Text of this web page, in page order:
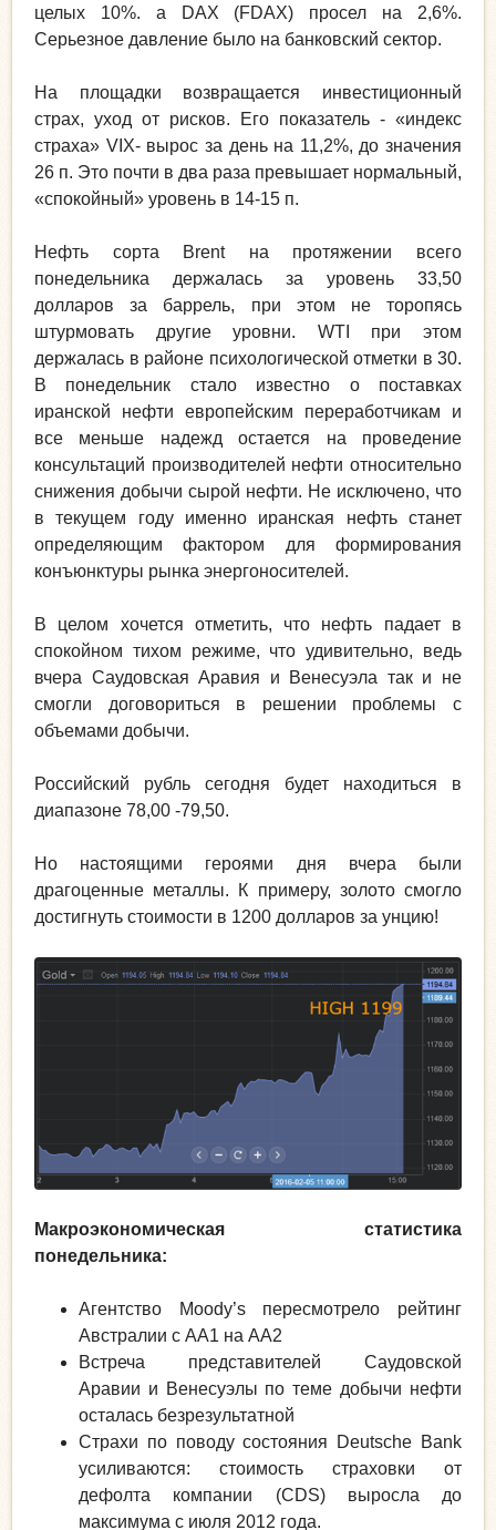
целых 10%. а DAX (FDAX) просел на 2,6%.
Серьезное давление было на банковский сектор.
На площадки возвращается инвестиционный
страх, уход от рисков. Его показатель - «индекс
страха» VIX- вырос за день на 11,2%, до значения
26 п. Это почти в два раза превышает нормальный,
«спокойный» уровень в 14-15 п.
Нефть сорта Brent на протяжении всего
понедельника держалась за уровень 33,50
долларов за баррель, при этом не торопясь
штурмовать другие уровни. WTI при этом
держалась в районе психологической отметки в 30.
В понедельник стало известно о поставках
иранской нефти европейским переработчикам и
все меньше надежд остается на проведение
консультаций производителей нефти относительно
снижения добычи сырой нефти. Не исключено, что
в текущем году именно иранская нефть станет
определяющим фактором для формирования
конъюнктуры рынка энергоносителей.
В целом хочется отметить, что нефть падает в
спокойном тихом режиме, что удивительно, ведь
вчера Саудовская Аравия и Венесуэла так и не
смогли договориться в решении проблемы с
объемами добычи.
Российский рубль сегодня будет находиться в
диапазоне 78,00 -79,50.
Но настоящими героями дня вчера были
драгоценные металлы. К примеру, золото смогло
достигнуть стоимости в 1200 долларов за унцию!
Макроэкономическая статистика
понедельника:
Агентство Moody’s пересмотрело рейтинг
Австралии с АА1 на АА2
Встреча представителей Саудовской
Аравии и Венесуэлы по теме добычи нефти
осталась безрезультатной
Страхи по поводу состояния Deutsche Bank
усиливаются: стоимость страховки от
дефолта компании (CDS) выросла до
максимума с июля 2012 года.